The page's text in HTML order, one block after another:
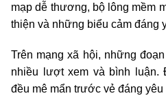
mạp dễ thương, bộ lông mềm
thiện và những biểu cảm đáng
Trên mạng xã hội, những
nhiều lượt xem và bình luận.
đều mê mẩn trước vẻ đáng yêu